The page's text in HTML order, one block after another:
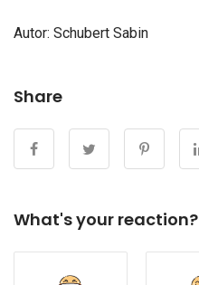
Autor: Schubert Sabin
Share
What's your reaction?